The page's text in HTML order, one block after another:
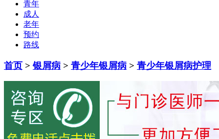
青年
成人
老年
预约
路线
首页 >银屑病 > 青少年银屑病 > 青少年银屑病护理